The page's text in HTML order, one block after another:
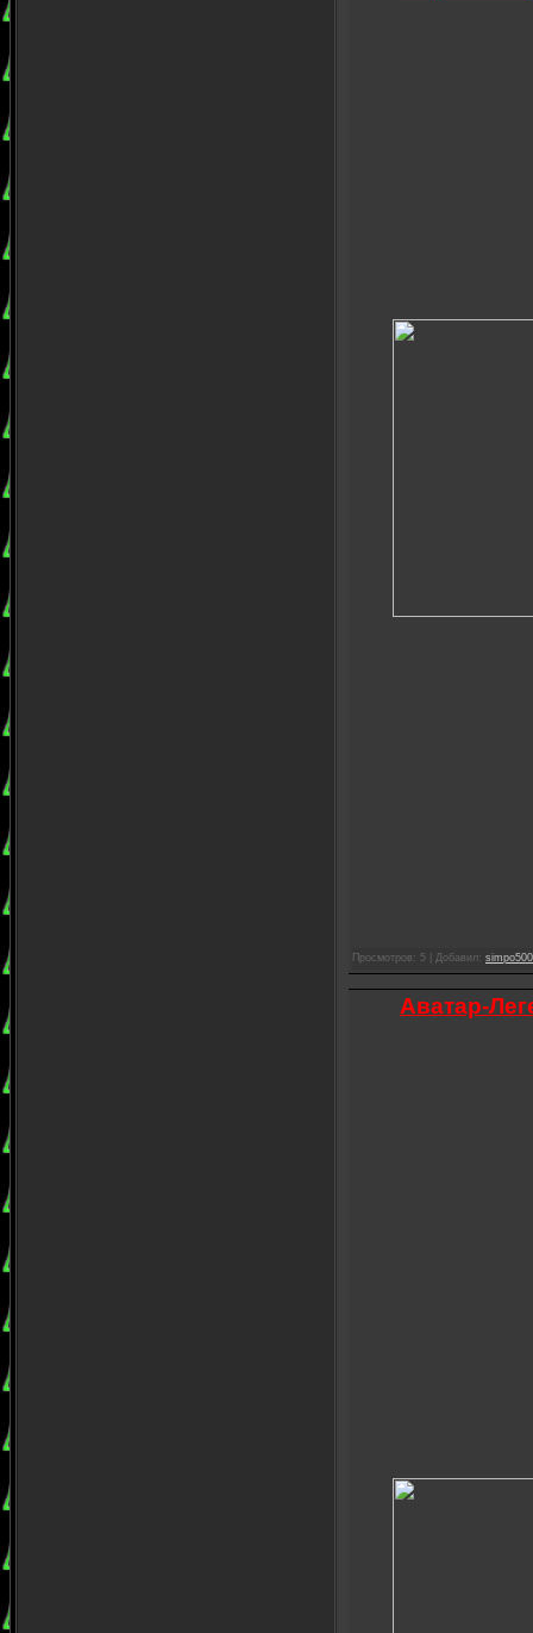
Просмотров: 5 | Добавил:
Аватар-